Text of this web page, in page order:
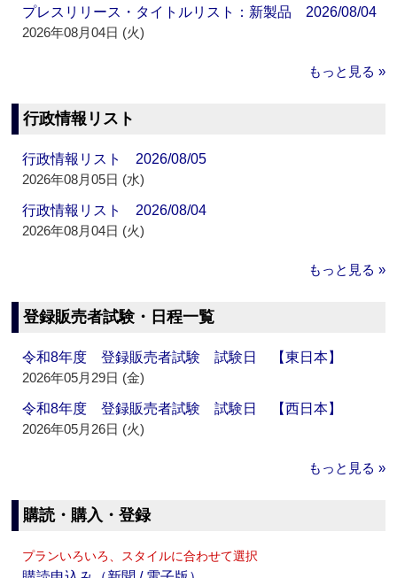
プレスリリース・タイトルリスト：新製品 2026/08/04
2026年08月04日 (火)
もっと見る »
行政情報リスト
行政情報リスト 2026/08/05
2026年08月05日 (水)
行政情報リスト 2026/08/04
2026年08月04日 (火)
もっと見る »
登録販売者試験・日程一覧
令和8年度 登録販売者試験 試験日 【東日本】
2026年05月29日 (金)
令和8年度 登録販売者試験 試験日 【西日本】
2026年05月26日 (火)
もっと見る »
購読・購入・登録
プランいろいろ、スタイルに合わせて選択